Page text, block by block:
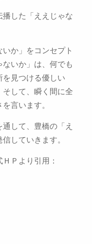
した「ええじゃな
か」をコンセプト
いか」は、何でも
見つける優しい
そして、瞬く間に全
言います。
して、豊橋の「え
していきます。
Ｐより引用：